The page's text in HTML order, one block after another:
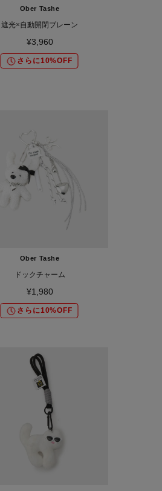
Ober Tashe
遮光×自動開閉ブレーン
¥3,960
さらに10%OFF
Ober Tashe
ドックチャーム
¥1,980
さらに10%OFF